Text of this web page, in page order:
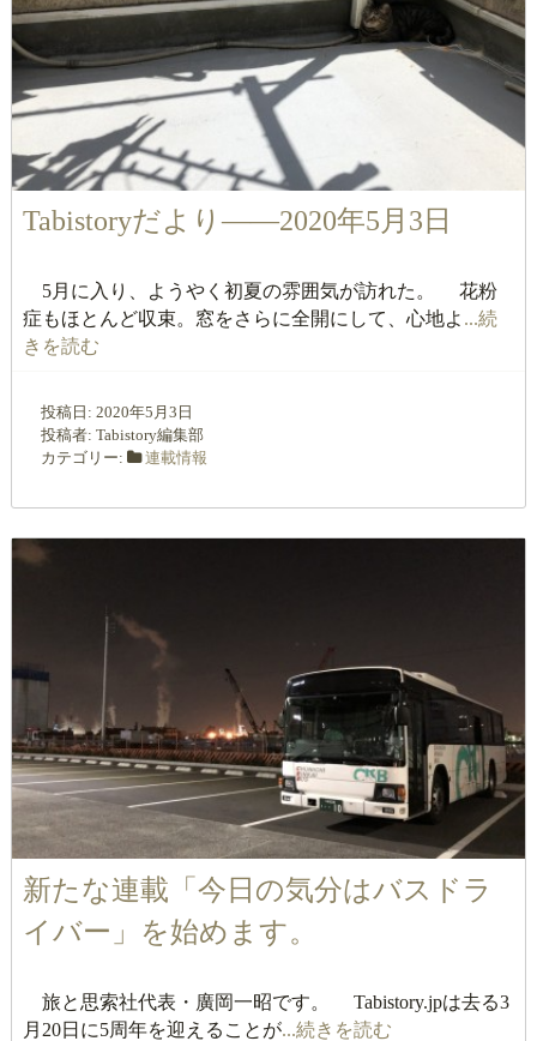
Tabistoryだより――2020年5月3日
5月に入り、ようやく初夏の雰囲気が訪れた。 花粉
症もほとんど収束。窓をさらに全開にして、心地よ ...続
きを読む
投稿日: 2020年5月3日
投稿者: Tabistory編集部
カテゴリー:
連載情報
新たな連載「今日の気分はバスドラ
イバー」を始めます。
旅と思索社代表・廣岡一昭です。 Tabistory.jpは去る3
月20日に5周年を迎えることが...続きを読む